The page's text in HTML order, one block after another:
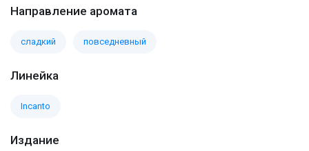
Направление аромата
сладкий повседневный
Линейка
Incanto
Издание